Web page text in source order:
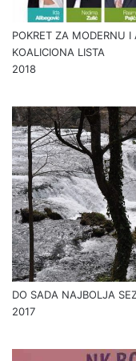
POKRET ZA MODERNU
KOALICIONA LISTA
2018
DO SADA NAJBOLJA
2017